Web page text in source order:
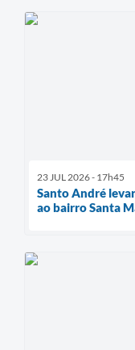
23 JUL 2026 - 17h45
Santo André
ao bairro Santa